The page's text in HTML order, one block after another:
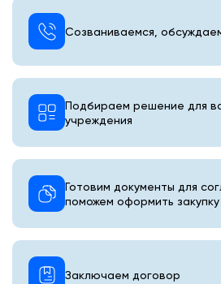
Созваниваемся,
Подбираем решение для
учреждения
Готовим документы для
поможем оформить закупку
Заключаем договор